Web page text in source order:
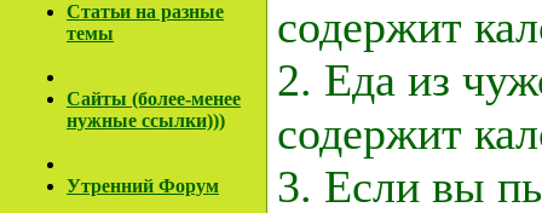
Cтатьи на разные
темы
Сайты (более-менее
нужные ссылки)))
Утренний Форум
содержит
2. Еда из
содержит
3. Если вы